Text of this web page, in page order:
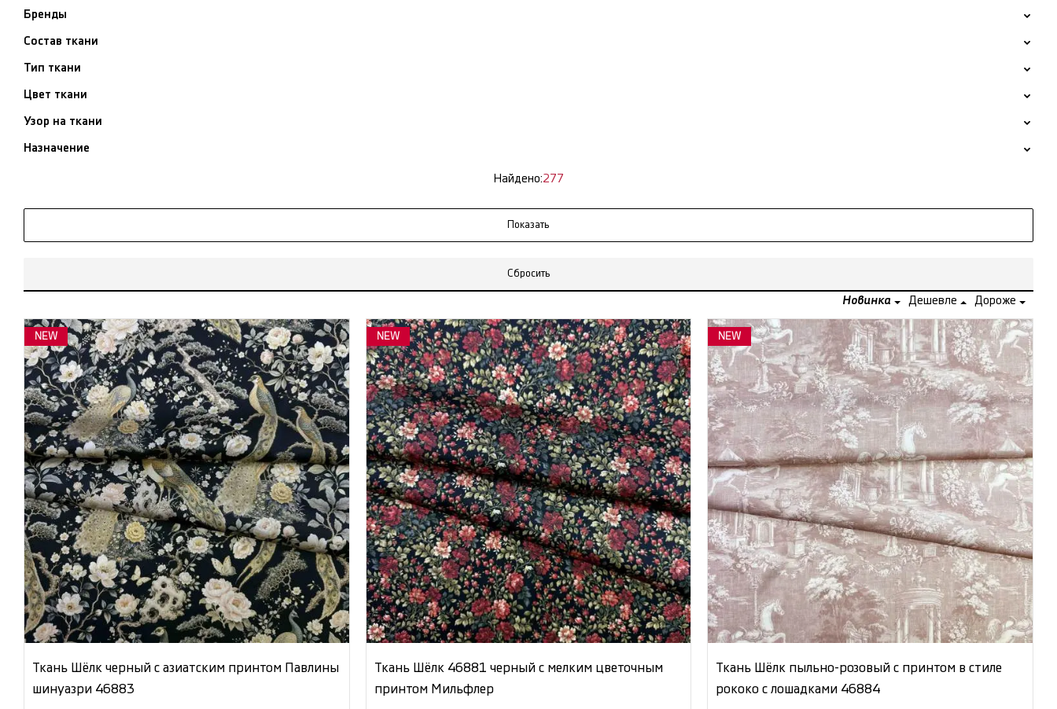
Бренды
Состав ткани
Тип ткани
Цвет ткани
Узор на ткани
Назначение
Найдено:277
Сбросить
Новинка Дешевле Дороже
NEW
Ткань Шёлк черный с азиатским принтом Павлины
шинуазри 46883
NEW
Ткань Шёлк 46881 черный с мелким цветочным
принтом Мильфлер
NEW
Ткань Шёлк пыльно-розовый с принтом в стиле
рококо с лошадками 46884